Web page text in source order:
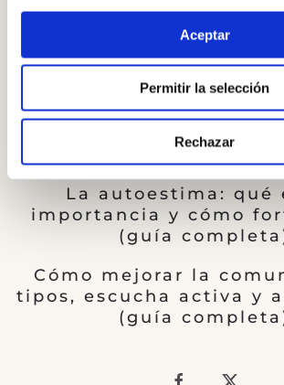
Aceptar
Permitir la selección
Rechazar
El duelo: fases, cómo
completa)
Resolución de
emociones, técnicas y
La autoestima: qué
importancia y cómo
(guía
Cómo mejorar la
tipos, escucha activa y
(guía